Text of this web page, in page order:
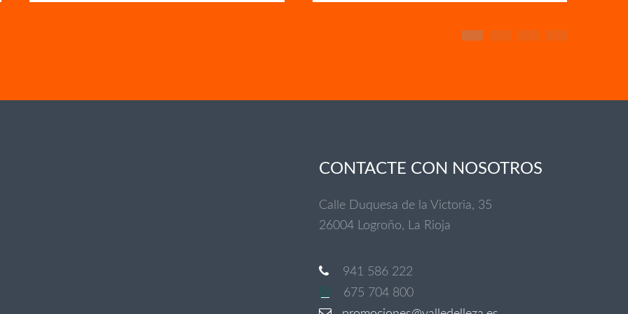
CONTACTE CON NOSOTROS
Calle Duquesa de la Victoria, 35
26004 Logroño, La Rioja
941 586 222
675 704 800